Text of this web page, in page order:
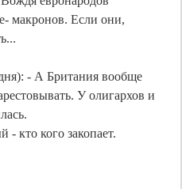
макронов. Если они,
- А Британия вообще
У олигархов и
- кто кого закопает.